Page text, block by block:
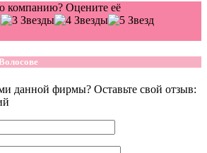
компанию? Оцените её
данной фирмы? Оставьте свой отзыв: